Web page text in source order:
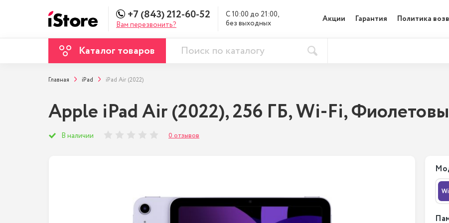
+7 (843) 212-60-52
Вам перезвонить?
С 10:00 до 21:00,
без выходных
Акции Гарантия Политика
Каталог товаров
Главная iPad iPad Air (2022)
Apple iPad Air (2022), 256 ГБ, Wi-Fi,
В наличии 0 отзывов